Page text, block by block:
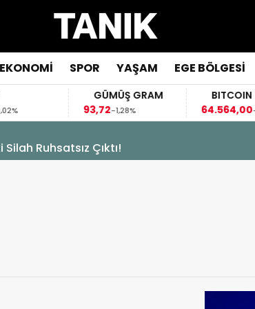
EKONOMİ SPOR YAŞAM EGE BÖLGESİ
GÜMÜŞ GRAM
93,72
-1,28%
BITCOIN
64.564,00-0,34%
Ruhsatsız Çıktı!